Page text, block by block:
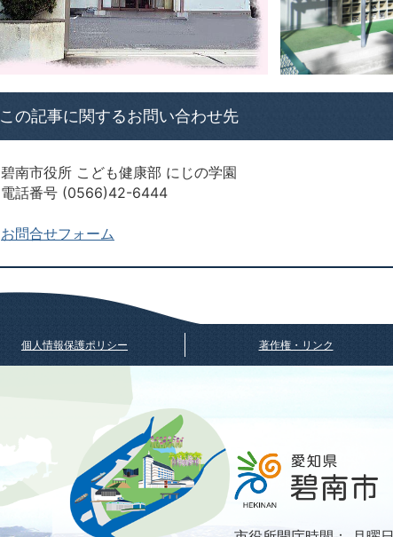
この記事に関するお問い合わせ先
碧南市役所 こども健康部 にじの学園
電話番号 (0566)42-6444
お問合せフォーム
個人情報保護ポリシー 著作権・リンク